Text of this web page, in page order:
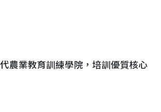
農業教育訓練學院，培訓優質核心